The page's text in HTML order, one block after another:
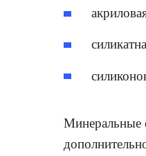
Минеральные